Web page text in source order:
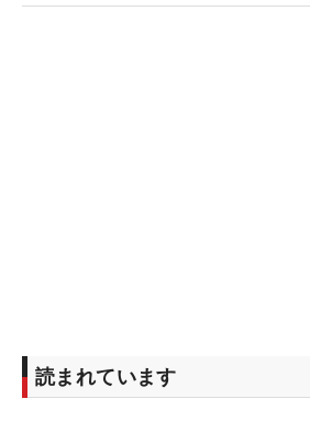
読まれています